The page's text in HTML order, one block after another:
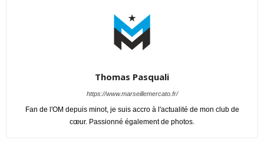
Thomas Pasquali
https://www.marseillemercato.fr/
Fan de l'OM depuis minot, je suis accro à l'actualité de mon club de
cœur. Passionné également de photos.